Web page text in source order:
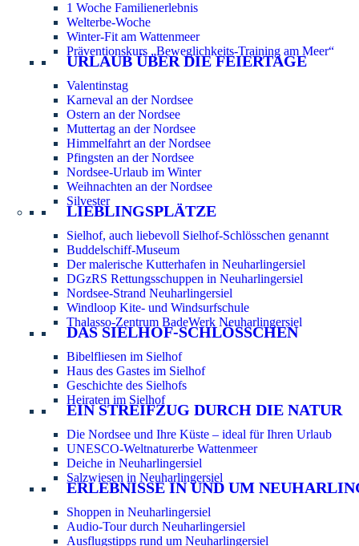
1 Woche Familienerlebnis
Welterbe-Woche
Winter-Fit am Wattenmeer
Präventionskurs „Beweglichkeits-Training am Meer“
URLAUB ÜBER DIE FEIERTAGE
Valentinstag
Karneval an der Nordsee
Ostern an der Nordsee
Muttertag an der Nordsee
Himmelfahrt an der Nordsee
Pfingsten an der Nordsee
Nordsee-Urlaub im Winter
Weihnachten an der Nordsee
Silvester
LIEBLINGSPLÄTZE
Sielhof, auch liebevoll Sielhof-Schlösschen genannt
Buddelschiff-Museum
Der malerische Kutterhafen in Neuharlingersiel
DGzRS Rettungsschuppen in Neuharlingersiel
Nordsee-Strand Neuharlingersiel
Windloop Kite- und Windsurfschule
Thalasso-Zentrum BadeWerk Neuharlingersiel
DAS SIELHOF-SCHLÖSSCHEN
Bibelfliesen im Sielhof
Haus des Gastes im Sielhof
Geschichte des Sielhofs
Heiraten im Sielhof
EIN STREIFZUG DURCH DIE NATUR
Die Nordsee und Ihre Küste – ideal für Ihren Urlaub
UNESCO-Weltnaturerbe Wattenmeer
Deiche in Neuharlingersiel
Salzwiesen in Neuharlingersiel
ERLEBNISSE IN UND UM
Shoppen in Neuharlingersiel
Audio-Tour durch Neuharlingersiel
Ausflugstipps rund um Neuharlingersiel